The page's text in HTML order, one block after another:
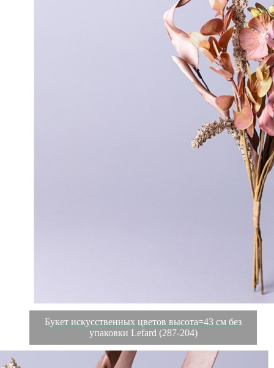
Букет искусственных цветов высота=43 см без
упаковки Lefard (287-204)